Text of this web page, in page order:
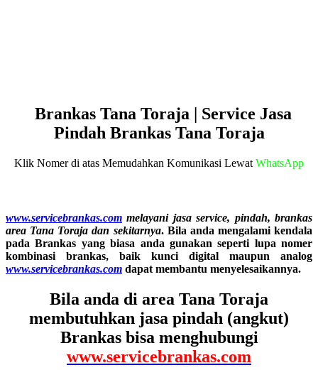
Brankas Tana Toraja | Service Jasa
Pindah Brankas Tana Toraja
Klik Nomer di atas Memudahkan Komunikasi Lewat WhatsApp
www.servicebrankas.com melayani jasa service, pindah, brankas
area Tana Toraja dan sekitarnya. Bila anda mengalami kendala
pada Brankas yang biasa anda gunakan seperti lupa nomer
kombinasi brankas, baik kunci digital maupun analog
www.servicebrankas.com dapat membantu menyelesaikannya.
Bila anda di area Tana Toraja
membutuhkan jasa pindah (angkut)
Brankas bisa menghubungi
www.servicebrankas.com